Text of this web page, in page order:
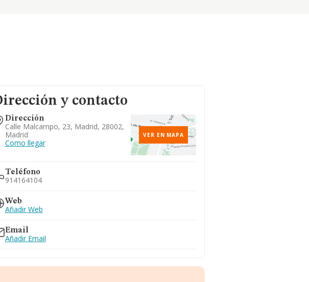
y contacto
Dirección
Calle Malcampo, 23, Madrid, 28002,
Madrid
Como llegar
VER EN MAPA
Teléfono
914164104
Web
Añadir Web
Email
Añadir Email